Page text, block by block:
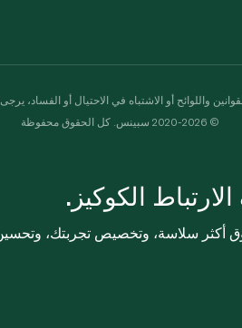
واللوائح أو الاشتباه في الاحتيال أو الفساد،
© 2020-2026 سبينس. كل الحقوق محفوظة
الكوكيز.
أكثر سلاسة، وتخصيص تجربتك،